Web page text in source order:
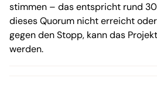
stimmen – das entspricht rund
dieses Quorum nicht erreicht
gegen den Stopp, kann das
werden.